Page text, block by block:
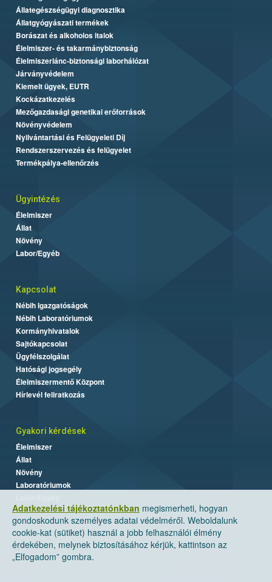
Adatkezelési tájékoztatónkban megismerheti, hogyan
gondoskodunk személyes adatai védelméről. Weboldalunk
cookie-kat (sütiket) használ a jobb felhasználói élmény
érdekében, melynek biztosításához kérjük, kattintson az
„Elfogadom” gombra.
Állategészségügyi diagnosztika
Állatgyógyászati termékek
Borászat és alkoholos italok
Élelmiszer- és takarmánybiztonság
Élelmiszerlánc-biztonsági laborhálózat
Járványvédelem
Kiemelt ügyek, EUTR
Kockázatkezelés
Mezőgazdasági genetikai erőforrások
Növényvédelem
Nyilvántartási és Felügyeleti Díj
Rendszerszervezés és felügyelet
Termékpálya-ellenőrzés
Ügyintézés
Élelmiszer
Állat
Növény
Labor/Egyéb
Kapcsolat
Nébih Igazgatóságok
Nébih Laboratóriumok
Kormányhivatalok
Sajtókapcsolat
Ügyfélszolgálat
Hatósági jogsegély
Élelmiszermentő Központ
Hírlevél feliratkozás
Gyakori kérdések
Élelmiszer
Állat
Növény
Laboratóriumok